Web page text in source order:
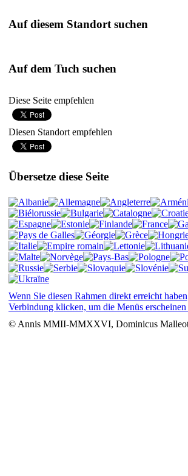
Auf diesem Standort suchen
Auf dem Tuch suchen
Diese Seite empfehlen
Diesen Standort empfehlen
Übersetze diese Seite
Wenn Sie diesen Rahmen direkt erreicht
Verbindung klicken, um die Menüs erscheinen
© Annis MMII-MMXXVI, Dominicus